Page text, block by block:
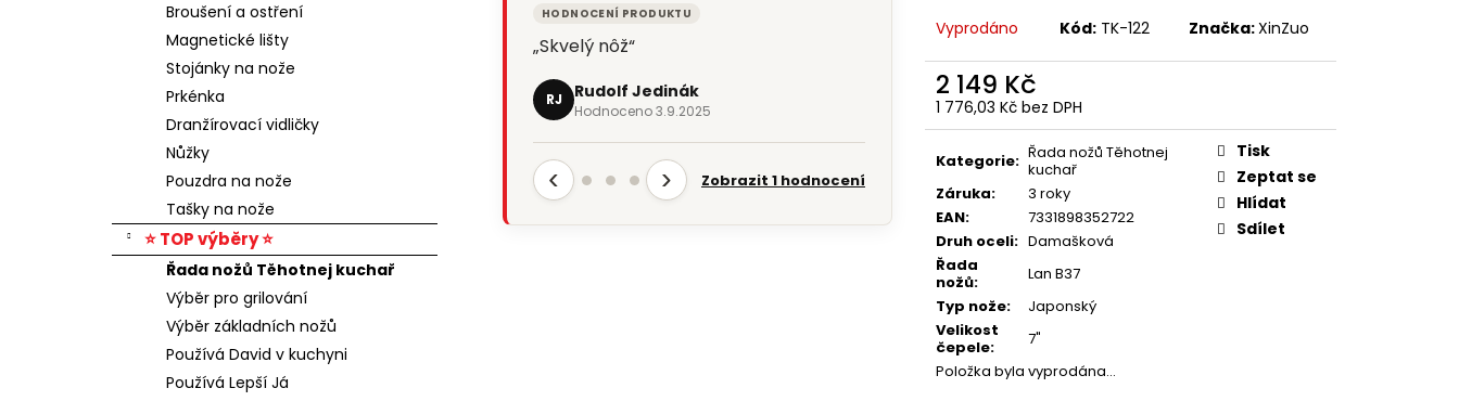
Broušení a ostření
Magnetické lišty
Stojánky na nože
Prkénka
Dranžírovací vidličky
Nůžky
Pouzdra na nože
Tašky na nože
⭐ TOP výběry ⭐
Řada nožů Těhotnej kuchař
Výběr pro grilování
Výběr základních nožů
Používá David v kuchyni
Používá Lepší Já
Vyprodáno Kód: TK-122 Značka:XinZuo
2 149 Kč
1 776,03 Kč bez DPH
Měrná
Kategorie: Řada nožů Těhotnej
kuchař
Záruka:
3 roky
EAN:
7331898352722
Druh oceli: Damašková
Řada
nožů:
Lan B37
Typ nože:
Japonský
Velikost
čepele:
7"
Položka byla vyprodána…
Tisk
Zeptat se
Hlídat
Sdílet
HODNOCENÍ PRODUKTU
„Skvelý nôž“
RJ Rudolf Jedinák
Hodnoceno 3.9.2025
‹ › Zobrazit 1 hodnocení